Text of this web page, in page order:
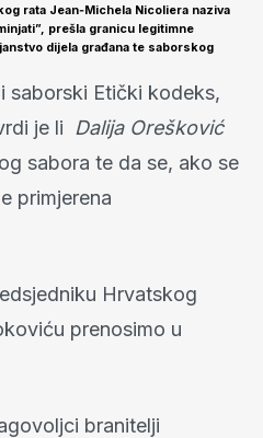
rata Jean‑Michela Nicoliera naziva
prešla granicu legitimne
dijela građana te saborskog
saborski Etički kodeks,
je li Dalija Orešković
sabora te da se, ako se
primjerena
Hrvatskog
prenosimo u
branitelji